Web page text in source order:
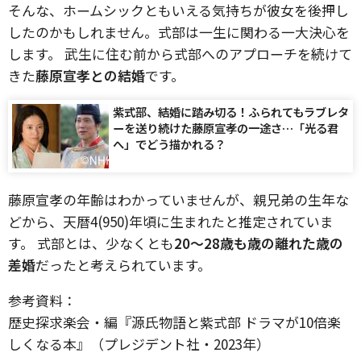
そんな、ホームシックともいえる気持ちが彼女を後押し
したのかもしれません。式部は一生に関わる一大決心を
します。 武生に住む前から式部へのアプローチを続けて
きた藤原宣孝との結婚です。
紫式部、結婚に踏み切る！ふられてもラブレタ
ーを送り続けた藤原宣孝の一途さ…「光る君
へ」でどう描かれる？
藤原宣孝の年齢はわかっていませんが、親兄弟の生年な
どから、天暦4(950)年頃に生まれたと推定されていま
す。 式部とは、少なくとも20～28歳も歳の離れた歳の
差婚だったと考えられています。
参考資料：
歴史探求楽会・編『源氏物語と紫式部 ドラマが10倍楽
しくなる本』（プレジデント社・2023年）